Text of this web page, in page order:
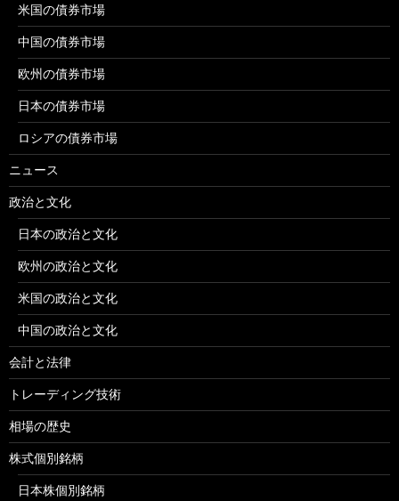
米国の債券市場
中国の債券市場
欧州の債券市場
日本の債券市場
ロシアの債券市場
ニュース
政治と文化
日本の政治と文化
欧州の政治と文化
米国の政治と文化
中国の政治と文化
会計と法律
トレーディング技術
相場の歴史
株式個別銘柄
日本株個別銘柄